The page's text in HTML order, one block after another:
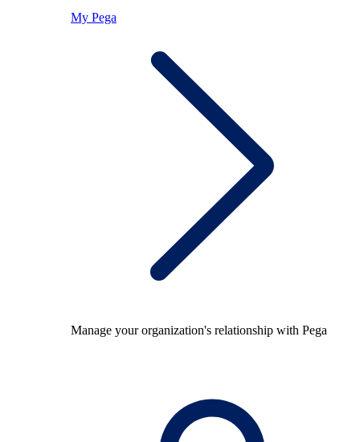
My Pega
Manage your organization's relationship with Pega